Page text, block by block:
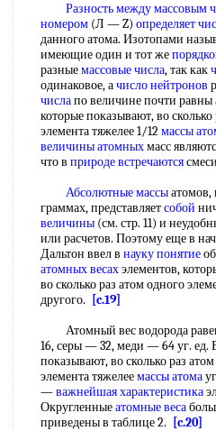
Разность междумассовым
номером (Л — Z) определяет
данного атома. Изотопами
имеющие один и тот же
разныемассовые числа, так как
одинаковое, ачисло нейтронов
числапо величине почти равны
которые показывают, во
элемента тяжелее 1/12массы
величины атомныхмасс
что в природе встречаются
Абсолютные массы
граммах, представляетсобой
величины (см. стр. 11) и
или расчетов. Поэтому еще в
Дальтон ввел в науку понятиеоб
атомных весахэлементов,
во сколько раз атом одного
другого.
[c.19]
Атомный вес водорода
16, серы — 32, меди — 64 уг. ед.
показывают, во сколько раз
элемента тяжелеемассы атома
—важнейшая характеристика
Округленныеатомные веса
приведены в таблице 2.
[c.20]